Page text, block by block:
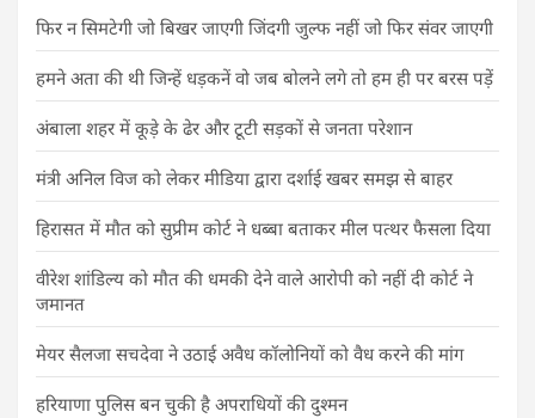
फिर न सिमटेगी जो बिखर जाएगी जिंदगी जुल्फ नहीं जो फिर संवर जाएगी
हमने अता की थी जिन्हें धड़कनें वो जब बोलने लगे तो हम ही पर बरस पड़ें
अंबाला शहर में कूड़े के ढेर और टूटी सड़कों से जनता परेशान
मंत्री अनिल विज को लेकर मीडिया द्वारा दर्शाई खबर समझ से बाहर
हिरासत में मौत को सुप्रीम कोर्ट ने धब्बा बताकर मील पत्थर फैसला दिया
वीरेश शांडिल्य को मौत की धमकी देने वाले आरोपी को नहीं दी कोर्ट ने
जमानत
मेयर सैलजा सचदेवा ने उठाई अवैध कॉलोनियों को वैध करने की मांग
हरियाणा पुलिस बन चुकी है अपराधियों की दुश्मन